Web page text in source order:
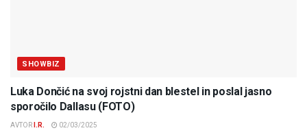
SHOWBIZ
Luka Dončić na svoj rojstni dan blestel in poslal jasno
sporočilo Dallasu (FOTO)
AVTOR I.R. 02/03/2025